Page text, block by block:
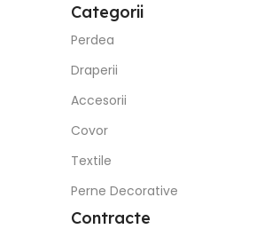
Categorii
Perdea
Draperii
Accesorii
Covor
Textile
Perne Decorative
Contracte